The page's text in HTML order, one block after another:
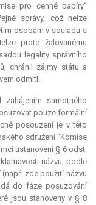
pro cenné papíry“
správy, což nelze
osobám v souladu s
proto žalovanému
legality správního
chránil zájmy státu a
odmítl.
samotného
pouze formální
posouzení je v této
sdružení "Komise
ustanovení § 6 odst.
názvu, podle
zde použití názvu
do fáze posuzování
jsou stanoveny v § 8